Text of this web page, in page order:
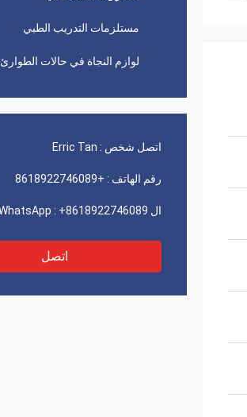
مستلزمات التدريب الطبي
لوازم النجاة في حالات الطوارئ
اتصل شخص : Erric Tan
رقم الهاتف : +8618922746089
ال WhatsApp : +8618922746089
اتصل